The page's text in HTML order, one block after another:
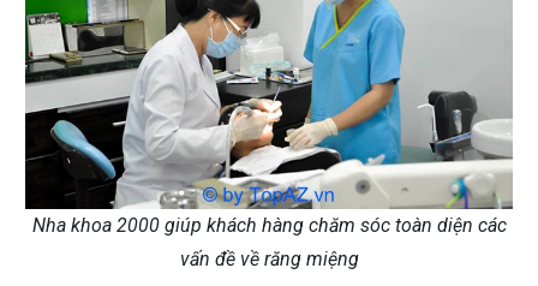
Nha khoa 2000 giúp khách hàng chăm sóc toàn diện các
vấn đề về răng miệng